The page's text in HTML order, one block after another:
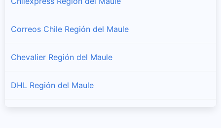
Correos Chile Región del Maule
Chevalier Región del Maule
DHL Región del Maule